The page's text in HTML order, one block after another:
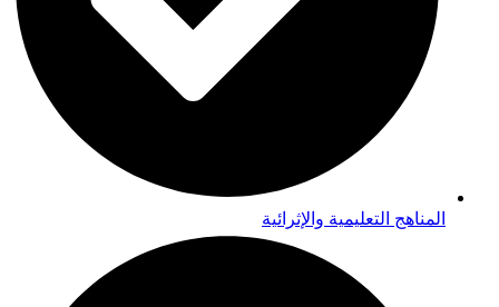
المناهج التعليمية والإثرائية